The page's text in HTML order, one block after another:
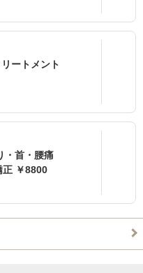
ートメント
・首・腰痛
￥8800